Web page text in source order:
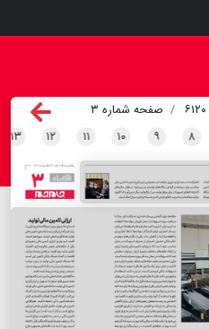
صفحه شماره ۳
۸ ۹ ۱۰ ۱۱ ۱۲ ۱۳